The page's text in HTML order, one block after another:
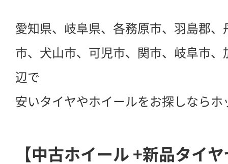
愛知県、岐阜県、各務原市、羽島郡
市、犬山市、可児市、関市、岐阜市
辺で
安いタイヤやホイールをお探しなら
【中古ホイール +新品タイ